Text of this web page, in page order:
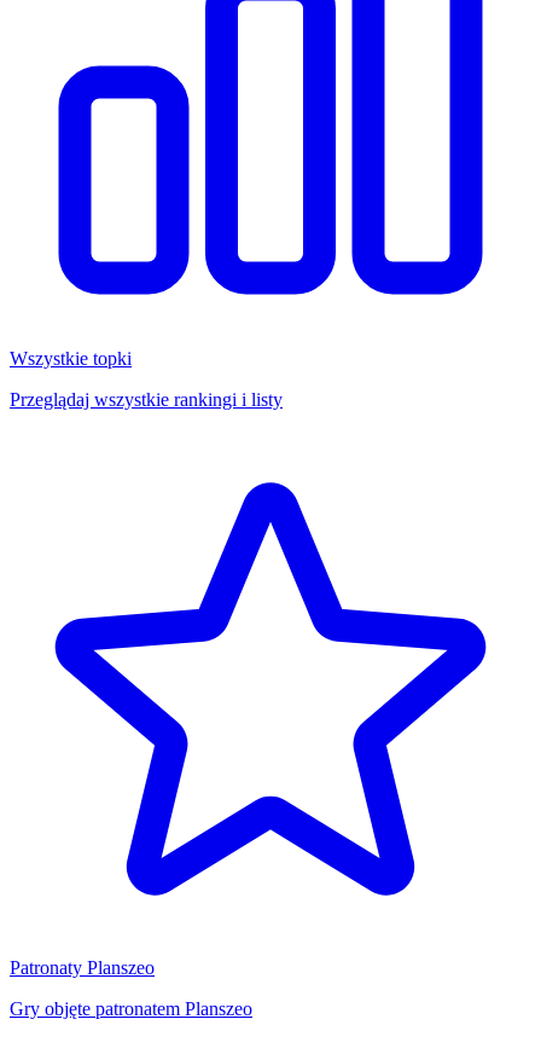
Wszystkie topki
Przeglądaj wszystkie rankingi i listy
Patronaty Planszeo
Gry objęte patronatem Planszeo